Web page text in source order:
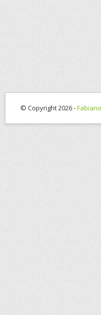
© Copyright 2026 -